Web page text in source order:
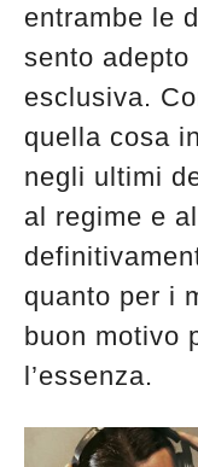
entrambe le
sento
esclusiva.
quella cosa
negli ultimi
al regime e
quanto per i
buon motivo
l’essenza.